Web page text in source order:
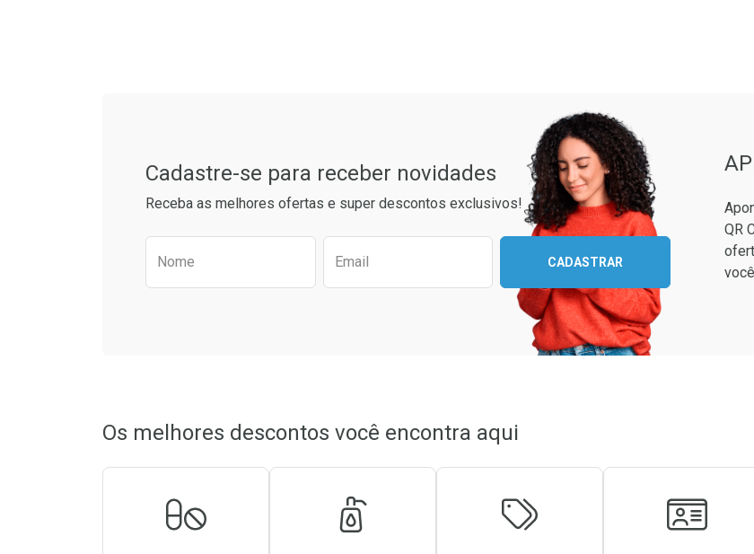
Ativar Desconto
Comprar sem Desconto
Comprar sem Desconto
Ver Desconto
Cadastre-se para receber novidades
Receba as melhores ofertas e super descontos exclusivos!
Preencha o formulário abaixo para receber as melhores
Nome Email CADASTRAR
QR
Os melhores descontos você encontra aqui